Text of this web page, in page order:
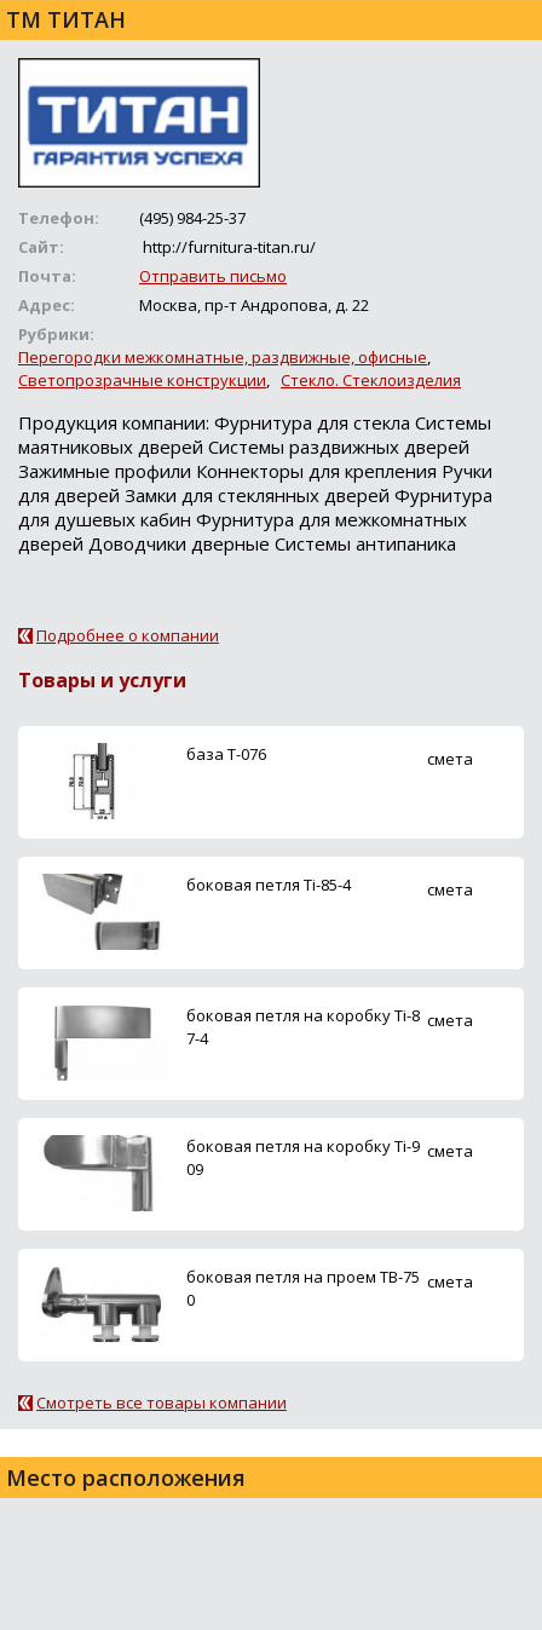
ТМ ТИТАН
Телефон:
(495) 984-25-37
Сайт:
http://furnitura-titan.ru/
Почта:
Отправить письмо
Адрес:
Москва, пр-т Андропова, д. 22
Рубрики:
Перегородки межкомнатные, раздвижные, офисные,
Светопрозрачные конструкции, Стекло. Стеклоизделия
Продукция компании: Фурнитура для стекла Системы
маятниковых дверей Системы раздвижных дверей
Зажимные профили Коннекторы для крепления Ручки
для дверей Замки для стеклянных дверей Фурнитура
для душевых кабин Фурнитура для межкомнатных
дверей Доводчики дверные Системы антипаника
Подробнее о компании
Товары и услуги
база Т-076 смета
боковая петля Ti-85-4 смета
боковая петля на коробку Ti-8
7-4
смета
боковая петля на коробку Ti-9
09
смета
боковая петля на проем ТВ-75
0
смета
Смотреть все товары компании
Место расположения